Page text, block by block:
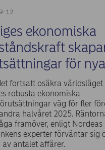
12
ekonomiska
för
fortsatt osäkra
robusta ekonomiska
väg för fler
halvåret 2025.
framöver, enligt Nordeas
experter förväntar sig
av antalet affärer.